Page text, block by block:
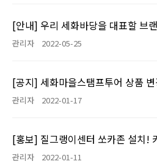
[안내] 우리 세화바당을 대표할 브
관리자 2022-05-25
[공지] 세화마을스탬프투어 상품 변
관리자 2022-01-17
[홍보] 질그랭이센터 쏘카존 설치!
관리자 2022-01-11